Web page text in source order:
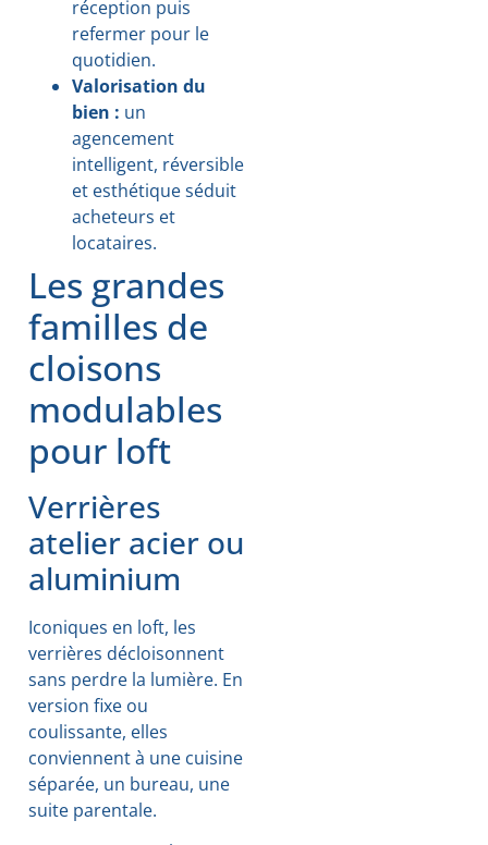
réception puis
refermer pour le
quotidien.
Valorisation du
bien : un
agencement
intelligent, réversible
et esthétique séduit
acheteurs et
locataires.
Les grandes
familles de
cloisons
modulables
pour loft
Verrières
atelier acier ou
aluminium
Iconiques en loft, les
verrières décloisonnent
sans perdre la lumière. En
version fixe ou
coulissante, elles
conviennent à une cuisine
séparée, un bureau, une
suite parentale.